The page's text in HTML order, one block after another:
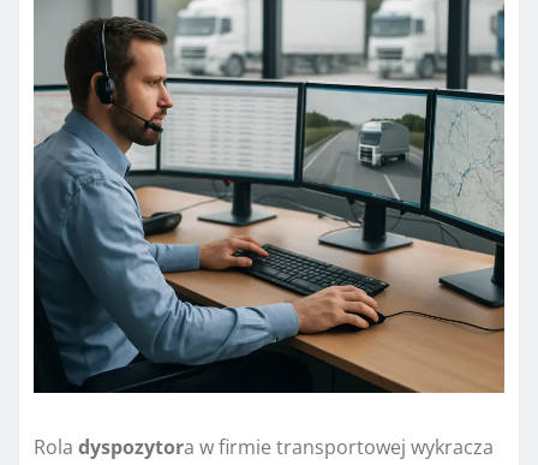
Rola dyspozytora w firmie transportowej wykracza